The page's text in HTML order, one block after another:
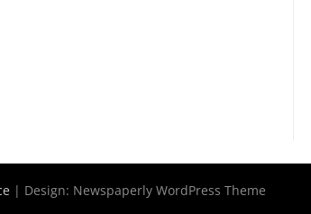
| Design: Newspaperly WordPress Theme